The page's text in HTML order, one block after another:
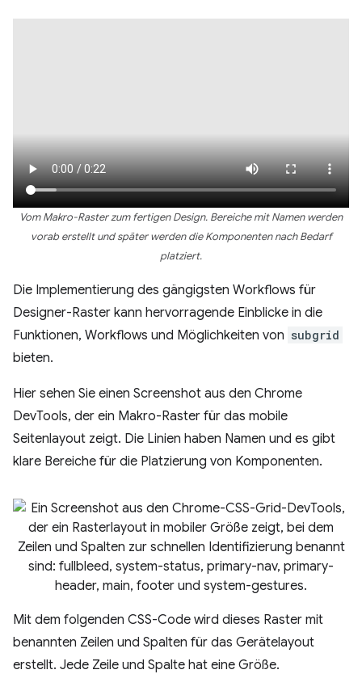
Vom Makro-Raster zum fertigen Design. Bereiche mit Namen werden
vorab erstellt und später werden die Komponenten nach Bedarf
platziert.
Die Implementierung des gängigsten Workflows für
Designer-Raster kann hervorragende Einblicke in die
Funktionen, Workflows und Möglichkeiten von subgrid
bieten.
Hier sehen Sie einen Screenshot aus den Chrome
DevTools, der ein Makro-Raster für das mobile
Seitenlayout zeigt. Die Linien haben Namen und es gibt
klare Bereiche für die Platzierung von Komponenten.
Mit dem folgenden CSS-Code wird dieses Raster mit
benannten Zeilen und Spalten für das Gerätelayout
erstellt. Jede Zeile und Spalte hat eine Größe.